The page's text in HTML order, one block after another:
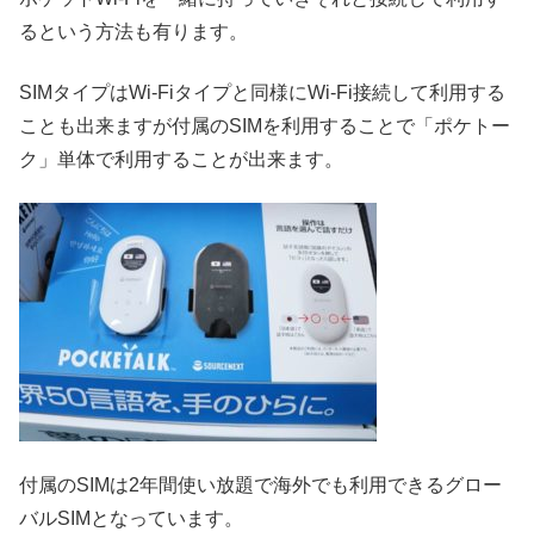
るという方法も有ります。
SIMタイプはWi-Fiタイプと同様にWi-Fi接続して利用する
ことも出来ますが付属のSIMを利用することで「ポケトー
ク」単体で利用することが出来ます。
付属のSIMは2年間使い放題で海外でも利用できるグロー
バルSIMとなっています。